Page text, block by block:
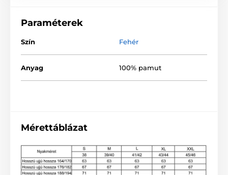
Paraméterek
Szín Fehér
Anyag 100% pamut
Mérettáblázat